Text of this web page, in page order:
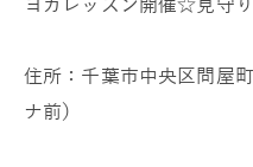
住所：千葉市中央区問屋
ナ前）